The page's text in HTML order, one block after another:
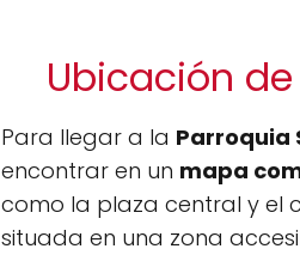
Ubicación
Para llegar a la Parroquia
encontrar en un mapa
como la plaza central y el
situada en una zona